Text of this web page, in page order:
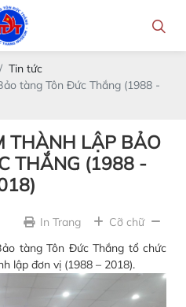
Tin tức
tàng Tôn Đức Thắng (1988 -
THÀNH LẬP BẢO
THẮNG (1988 -
In Trang
Cỡ chữ
tàng Tôn Đức Thắng tổ chức
lập đơn vị (1988 – 2018).